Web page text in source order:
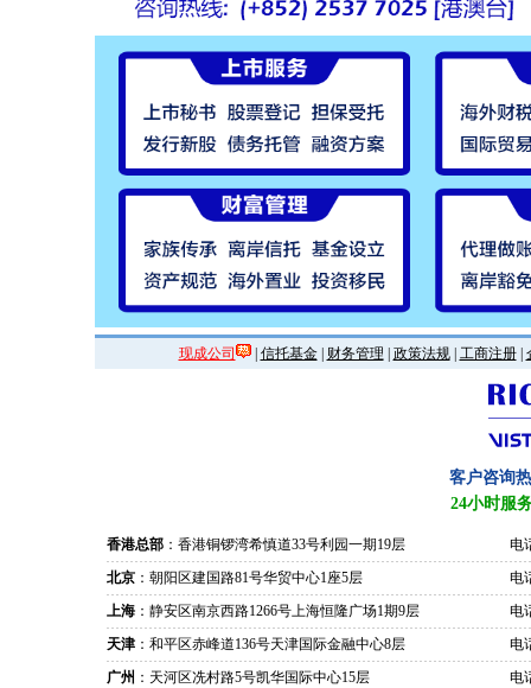
现成公司 | 信托基金| 财务管理 政策法规| 工商注册|
客户咨询
24小时服
香港总部 ：香港铜锣湾希慎道33号利园一期19层
电
北京 ：朝阳区建国路81号华贸中心1座5层
电
上海 ：静安区南京西路1266号上海恒隆广场1期9层
电
天津 ：和平区赤峰道136号天津国际金融中心8层
电
广州 ：天河区冼村路5号凯华国际中心15层
电